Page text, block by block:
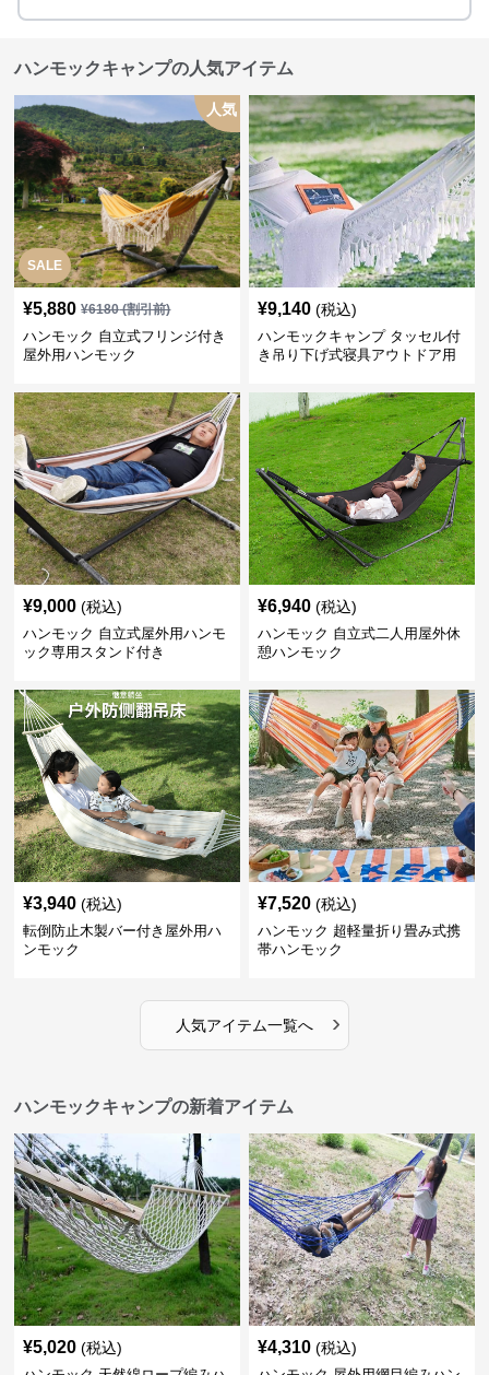
ハンモックキャンプの人気アイテム
SALE
人気
¥5,880 ¥6180(割引前)
ハンモック 自立式フリンジ付き
屋外用ハンモック
¥9,140 (税込)
ハンモックキャンプ タッセル付
き吊り下げ式寝具アウトドア用
¥9,000 (税込)
ハンモック 自立式屋外用ハンモ
ック専用スタンド付き
¥6,940 (税込)
ハンモック 自立式二人用屋外休
憩ハンモック
¥3,940 (税込)
転倒防止木製バー付き屋外用ハ
ンモック
¥7,520 (税込)
ハンモック 超軽量折り畳み式携
帯ハンモック
人気アイテム一覧へ ›
ハンモックキャンプの新着アイテム
¥5,020 (税込) ¥4,310 (税込)